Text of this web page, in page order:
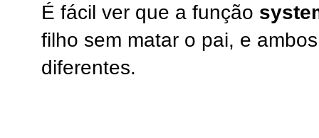
É fácil ver que a função
filho sem matar o pai, e
diferentes.